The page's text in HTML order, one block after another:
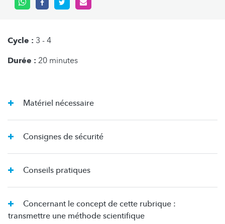
Cycle : 3 - 4
Durée : 20 minutes
Matériel nécessaire
Consignes de sécurité
Conseils pratiques
transmettre une méthode scientifique